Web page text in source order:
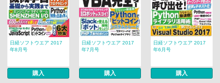
日経ソフトウエア 2017
年8月号
購入
日経ソフトウエア 2017
年7月号
購入
日経ソフトウエア 2017
年6月号
購入